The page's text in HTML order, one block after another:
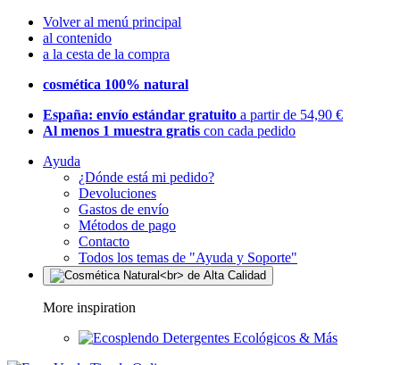
Volver al menú principal
al contenido
a la cesta de la compra
cosmética 100% natural
España: envío estándar gratuito a partir de 54,90 €
Al menos 1 muestra gratis con cada pedido
Ayuda
¿Dónde está mi pedido?
Devoluciones
Gastos de envío
Métodos de pago
Contacto
Todos los temas de "Ayuda y Soporte"
More inspiration
Detergentes Ecológicos & Más